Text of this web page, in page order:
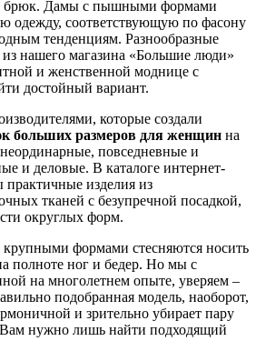
брюк. Дамы с пышными формами
одежду, соответствующую по фасону
тенденциям. Разнообразные
нашего магазина «Большие люди»
и женственной моднице с
достойный вариант.
которые создали
больших размеров для женщин на
повседневные и
и деловые. В каталоге интернет-
практичные изделия из
тканей с безупречной посадкой,
округлых форм.
формами стесняются носить
полноте ног и бедер. Но мы с
на многолетнем опыте, уверяем –
подобранная модель, наоборот,
и зрительно убирает пару
Вам нужно лишь найти подходящий